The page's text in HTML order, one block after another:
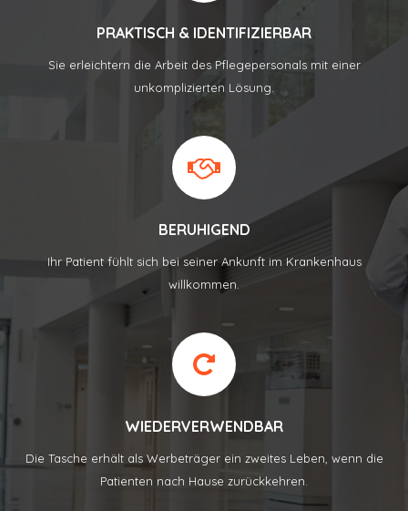
PRAKTISCH & IDENTIFIZIERBAR
Sie erleichtern die Arbeit des Pflegepersonals mit einer
unkomplizierten Lösung.
BERUHIGEND
Ihr Patient fühlt sich bei seiner Ankunft im Krankenhaus
willkommen.
WIEDERVERWENDBAR
Die Tasche erhält als Werbeträger ein zweites Leben, wenn die
Patienten nach Hause zurückkehren.